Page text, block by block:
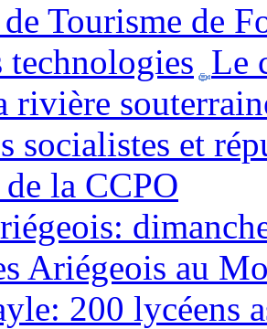
Tourisme de
technologies Le
rivière
socialistes et
la CCPO
Ariégeois au
200 lycéens